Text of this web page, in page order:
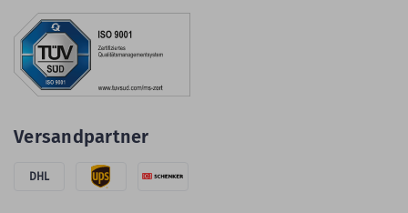
Versandpartner
DHL